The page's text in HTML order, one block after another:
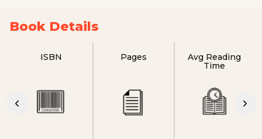
Book Details
ISBN Pages
Avg Reading
Time